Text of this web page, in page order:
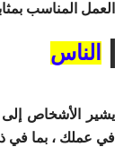
العمل المناسب
الناس
يشير الأشخاص إلى
في عملك ، بما في